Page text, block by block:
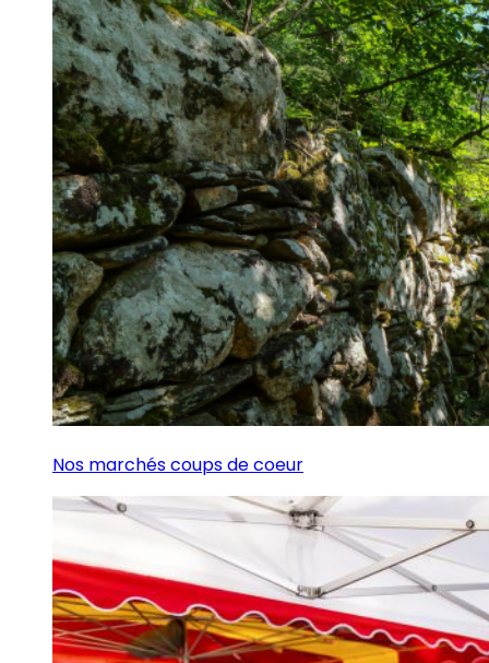
Nos marchés coups de coeur